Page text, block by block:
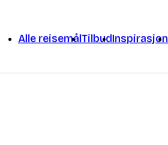
Alle reisemålTilbudInspirasjon